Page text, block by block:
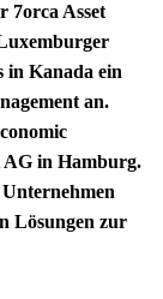
7orca Asset
in Kanada ein
an.
AG in Hamburg.
Lösungen zur